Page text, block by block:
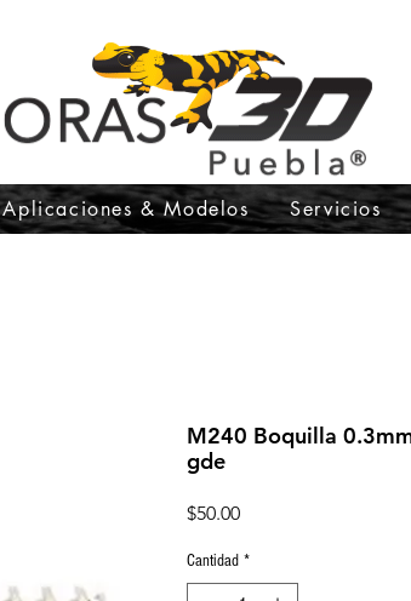
Aplicaciones & Modelos Servicios
M240 Boquilla
gde
$50.00Precio
Cantidad *